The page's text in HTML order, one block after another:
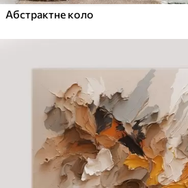
Абстрактне коло